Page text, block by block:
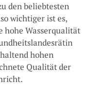
den beliebtesten
wichtiger ist es,
hohe Wasserqualität
hohen
Qualität der